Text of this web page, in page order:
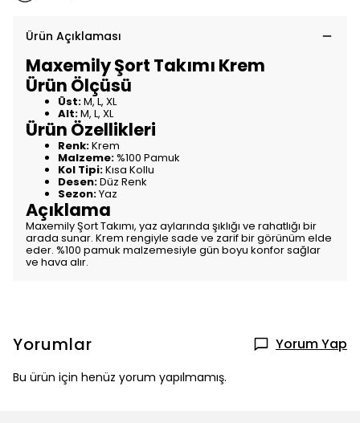
Ürün Açıklaması
Maxemily Şort Takımı Krem
Ürün Ölçüsü
Üst:M, L, XL
Alt:M, L, XL
Ürün Özellikleri
Renk:Krem
Malzeme:%100 Pamuk
Kol Tipi:Kısa Kollu
Desen:Düz Renk
Sezon:Yaz
Açıklama
Maxemily Şort Takımı, yaz aylarında şıklığı ve rahatlığı bir
arada sunar. Krem rengiyle sade ve zarif bir görünüm elde
eder. %100 pamuk malzemesiyle gün boyu konfor sağlar
ve hava alır.
Yorumlar Yorum Yap
Bu ürün için henüz yorum yapılmamış.